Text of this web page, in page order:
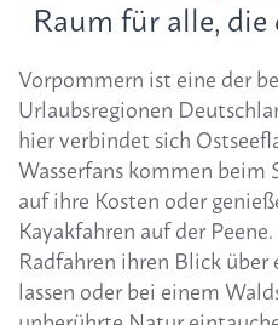
Raum für alle, die
Vorpommern ist eine der
Urlaubsregionen
hier verbindet sich
Wasserfans kommen beim
auf ihre Kosten oder
Kayakfahren auf der
Radfahren ihren Blick über
lassen oder bei einem